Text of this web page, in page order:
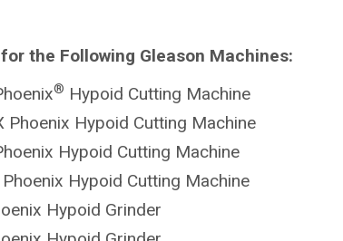
the Following Gleason Machines:
® Hypoid Cutting Machine
Phoenix Hypoid Cutting Machine
Hypoid Cutting Machine
Hypoid Cutting Machine
Hypoid Grinder